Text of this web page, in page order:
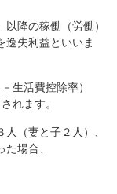
降の稼働（労働）
逸失利益といいま
生活費控除率）
れます。
（妻と子２人）、
場合、